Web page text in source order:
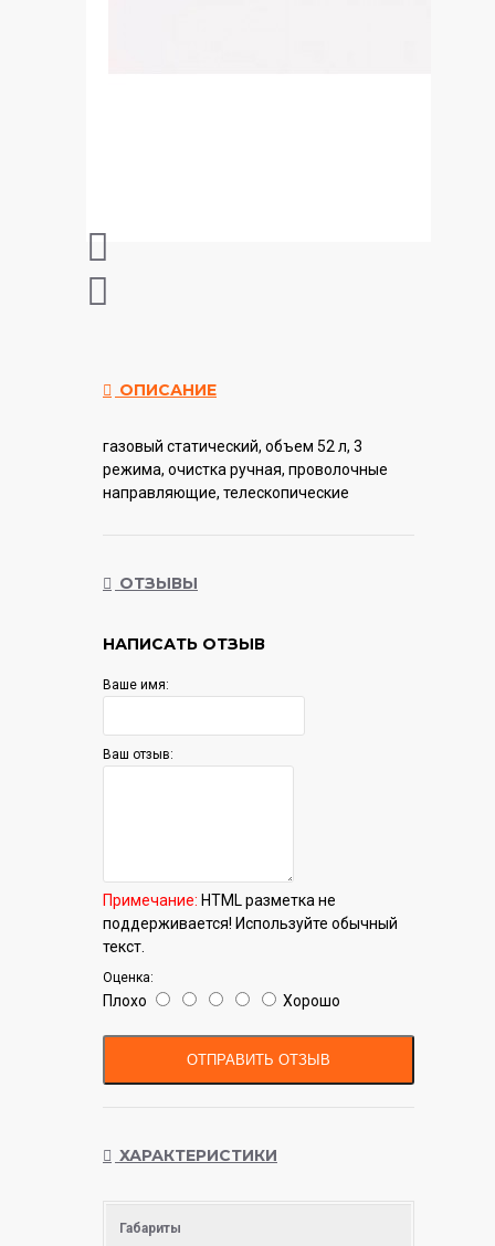
ОПИСАНИЕ
газовый статический, объем 52 л, 3
режима, очистка ручная, проволочные
направляющие, телескопические
ОТЗЫВЫ
НАПИСАТЬ ОТЗЫВ
Ваше имя:
Ваш отзыв:
Примечание: HTML разметка не
поддерживается! Используйте обычный
текст.
Оценка:
Плохо Хорошо
ОТПРАВИТЬ ОТЗЫВ
ХАРАКТЕРИСТИКИ
Габариты